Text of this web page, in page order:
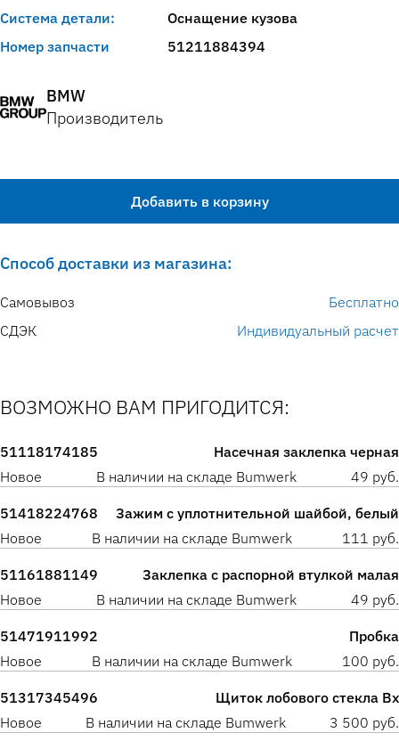
Система детали:
Оснащение кузова
Номер запчасти
51211884394
BMW
Производитель
Добавить в корзину
Способ доставки из магазина:
Самовывоз
Бесплатно
СДЭК
Индивидуальный расчет
ВОЗМОЖНО ВАМ ПРИГОДИТСЯ:
51118174185
Насечная заклепка черная
Новое
В наличии на складе Bumwerk 49 руб.
51418224768
Зажим с уплотнительной шайбой, белый
Новое
В наличии на складе Bumwerk 111 руб.
51161881149
Заклепка с распорной втулкой малая
Новое
В наличии на складе Bumwerk 49 руб.
51471911992
Пробка
Новое
В наличии на складе Bumwerk 100 руб.
51317345496
Щиток лобового стекла Вх
Новое
В наличии на складе Bumwerk 3 500 руб.